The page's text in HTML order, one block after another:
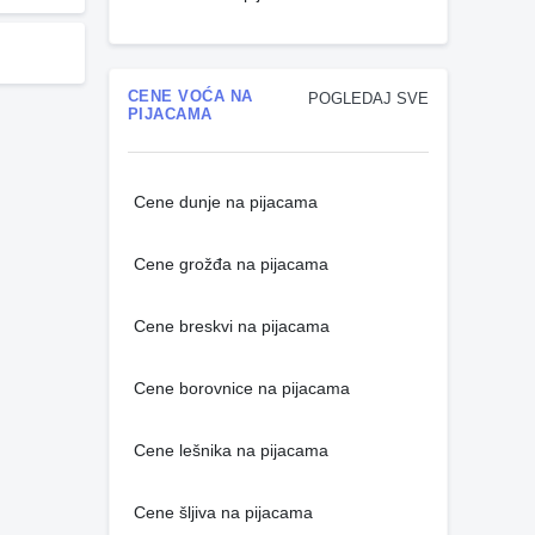
POGLEDAJ SVE
CENE VOĆA NA
PIJACAMA
Cene dunje na pijacama
Cene grožđa na pijacama
Cene breskvi na pijacama
Cene borovnice na pijacama
Cene lešnika na pijacama
Cene šljiva na pijacama